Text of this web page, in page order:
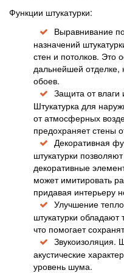
Функции штукатурки:
Выравнивание
назначений
стен и потолков. Это
дальнейшей отделке,
обоев.
Защита от влаги
Штукатурка для
от атмосферных
предохраняет стены
Декоративная
штукатурки
декоративные
может имитировать
придавая интерьеру
Улучшение
штукатурки
что помогает
Звукоизоляция.
акустические
уровень шума.